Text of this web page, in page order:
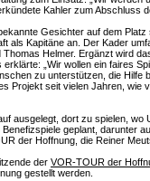
Kahler zum Abschluss
Gesichter auf dem
als Kapitäne an. Der Kader
Helmer. Ergänzt wird
„Wir wollen ein faires
zu unterstützen, die
Projekt seit vielen Jahren, wie
ausgelegt, dort zu spielen,
geplant, darunter
der Hoffnung, die Reiner
der VOR-TOUR der
gestellt werden.